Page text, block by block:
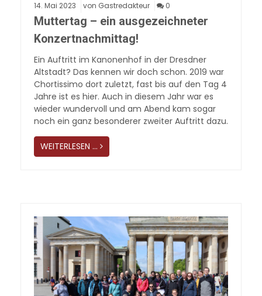
14. Mai 2023 von Gastredakteur 0
Muttertag – ein ausgezeichneter
Konzertnachmittag!
Ein Auftritt im Kanonenhof in der Dresdner
Altstadt? Das kennen wir doch schon. 2019 war
Chortissimo dort zuletzt, fast bis auf den Tag 4
Jahre ist es hier. Auch in diesem Jahr war es
wieder wundervoll und am Abend kam sogar
noch ein ganz besonderer zweiter Auftritt dazu.
WEITERLESEN …